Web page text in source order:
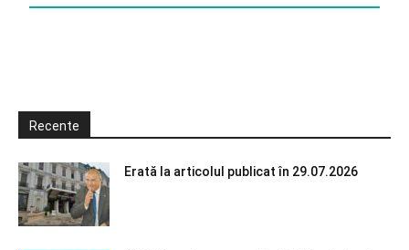
Recente
Erată la articolul publicat în 29.07.2026